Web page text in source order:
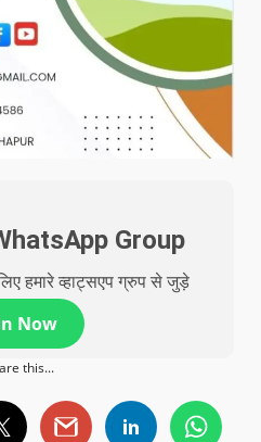
Group
हमारे व्हाट्सएप ग्रुप से जुड़े
Now
this...